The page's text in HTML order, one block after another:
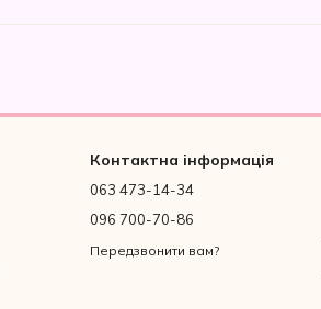
Контактна інформація
063 473-14-34
096 700-70-86
Передзвонити вам?